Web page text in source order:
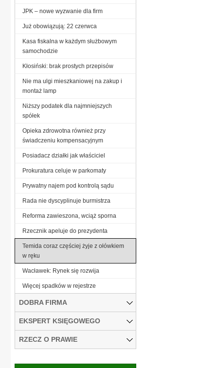
JPK – nowe wyzwanie dla firm
Już obowiązują: 22 czerwca
Kasa fiskalna w każdym służbowym
samochodzie
Kłosiński: brak prostych przepisów
Nie ma ulgi mieszkaniowej na zakup i
montaż lamp
Niższy podatek dla najmniejszych
spółek
Opieka zdrowotna również przy
świadczeniu kompensacyjnym
Posiadacz działki jak właściciel
Prokuratura celuje w parkomaty
Prywatny najem pod kontrolą sądu
Rada nie dyscyplinuje burmistrza
Reforma zawieszona, wciąż sporna
Rzecznik apeluje do prezydenta
Temida coraz częściej żyje z ołówkiem
w ręku
Wacławek: Rynek się rozwija
Więcej spadków w rejestrze
DOBRA FIRMA
EKSPERT KSIĘGOWEGO
RZECZ O PRAWIE